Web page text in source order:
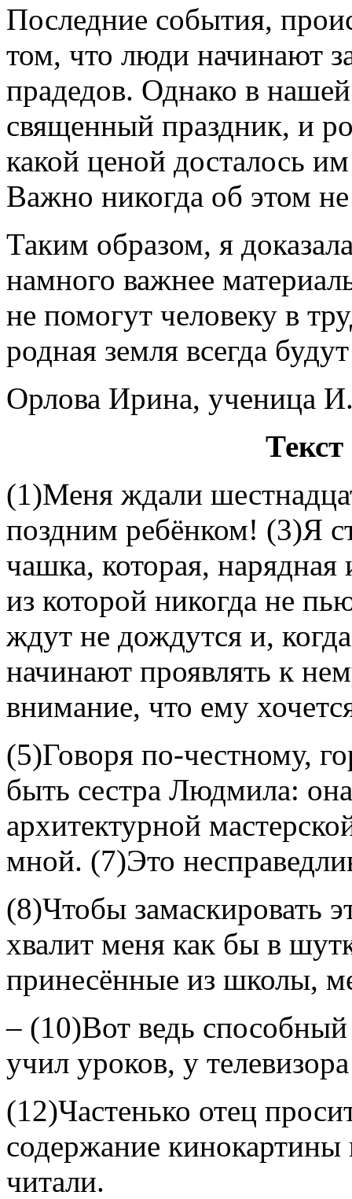
Последние события,
том, что люди начинают
прадедов. Однако в
священный праздник, и
какой ценой досталось
Важно никогда об этом не
Таким образом, я
намного важнее
не помогут человеку в
родная земля всегда
Орлова Ирина, ученица
Текст
(1)Меня ждали
поздним ребёнком! (3)Я
чашка, которая, нарядная
из которой никогда не
ждут не дождутся и,
начинают проявлять к
внимание, что ему
(5)Говоря по-честному,
быть сестра Людмила:
архитектурной
мной. (7)Это
(8)Чтобы замаскировать
хвалит меня как бы в
принесённые из школы,
– (10)Вот ведь
учил уроков, у
(12)Частенько отец
содержание
читали.